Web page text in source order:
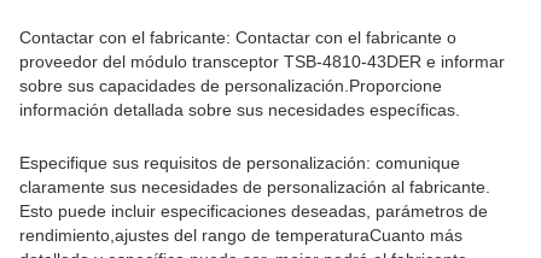
Contactar con el fabricante: Contactar con el fabricante o
proveedor del módulo transceptor TSB-4810-43DER e informar
sobre sus capacidades de personalización.Proporcione
información detallada sobre sus necesidades específicas.
Especifique sus requisitos de personalización: comunique
claramente sus necesidades de personalización al fabricante.
Esto puede incluir especificaciones deseadas, parámetros de
rendimiento,ajustes del rango de temperaturaCuanto más